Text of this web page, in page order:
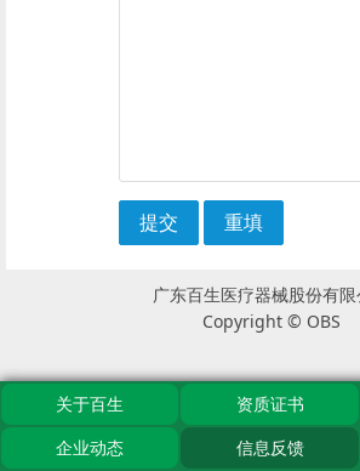
提交 重填
广东百生医疗器械股份有限
Copyright © OBS
关于百生 资质证书
企业动态
信息反馈